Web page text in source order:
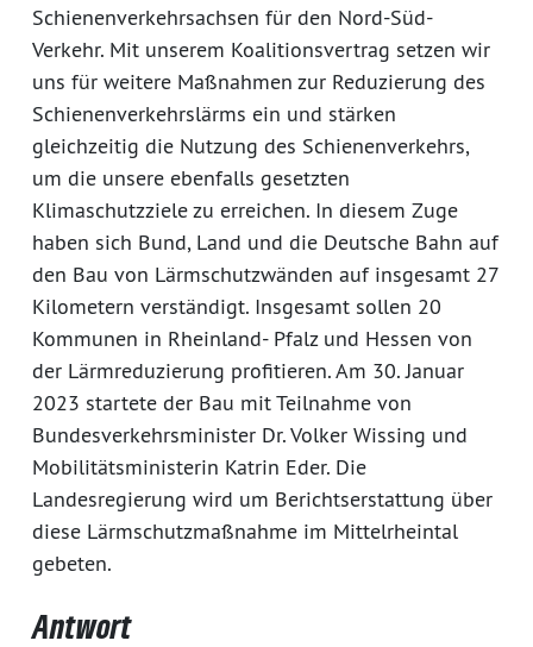
Schienenverkehrsachsen für den Nord-Süd-
Verkehr. Mit unserem Koalitionsvertrag setzen wir
uns für weitere Maßnahmen zur Reduzierung des
Schienenverkehrslärms ein und stärken
gleichzeitig die Nutzung des Schienenverkehrs,
um die unsere ebenfalls gesetzten
Klimaschutzziele zu erreichen. In diesem Zuge
haben sich Bund, Land und die Deutsche Bahn auf
den Bau von Lärmschutzwänden auf insgesamt 27
Kilometern verständigt. Insgesamt sollen 20
Kommunen in Rheinland- Pfalz und Hessen von
der Lärmreduzierung profitieren. Am 30. Januar
2023 startete der Bau mit Teilnahme von
Bundesverkehrsminister Dr. Volker Wissing und
Mobilitätsministerin Katrin Eder. Die
Landesregierung wird um Berichtserstattung über
diese Lärmschutzmaßnahme im Mittelrheintal
gebeten.
Antwort